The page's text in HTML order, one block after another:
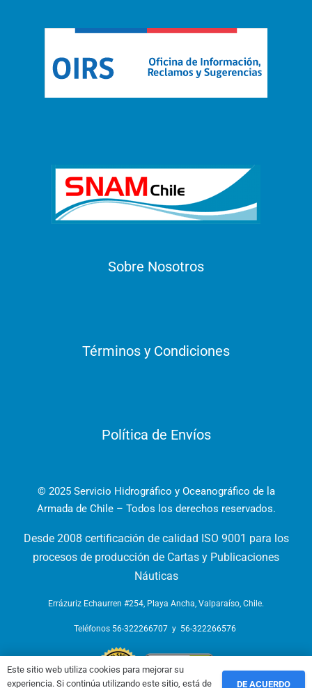
Sobre Nosotros
Términos y Condiciones
Política de Envíos
© 2025 Servicio Hidrográfico y Oceanográfico de la
Armada de Chile – Todos los derechos reservados.
Desde 2008 certificación de calidad ISO 9001 para los
procesos de producción de Cartas y Publicaciones
Náuticas
Errázuriz Echaurren #254, Playa Ancha, Valparaíso, Chile.
Teléfonos 56-322266707 y 56-322266576
Este sitio web utiliza cookies para mejorar su
experiencia. Si continúa utilizando este sitio, está de
DE ACUERDO